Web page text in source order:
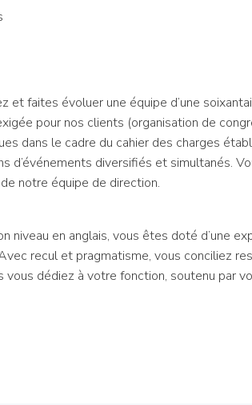
et faites évoluer une équipe d’une
pour nos clients (organisation de
dans le cadre du cahier des charges
d’événements diversifiés et simultanés.
notre équipe de direction.
niveau en anglais, vous êtes doté d’une
recul et pragmatisme, vous conciliez
vous dédiez à votre fonction, soutenu par